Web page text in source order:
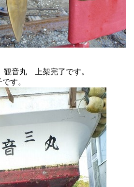
音丸 上架完了です。
す。